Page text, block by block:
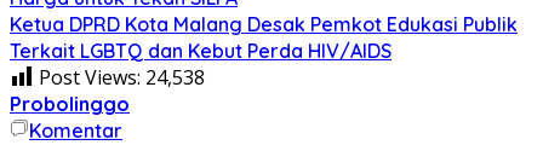
Ketua DPRD Kota Malang Desak Pemkot Edukasi Publik
Terkait LGBTQ dan Kebut Perda HIV/AIDS
Post Views: 24,538
Probolinggo
Komentar